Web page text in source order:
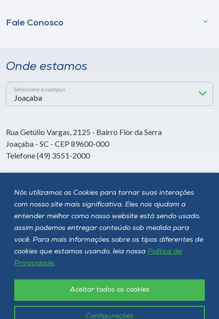
Nós utilizamos os Cookies para tornar suas interações
com nosso site mais significativa. Eles nos ajudam a
entender melhor como nosso website está sendo usado,
assim podemos entregar conteúdo sob medida para
você. Para mais informações sobre os tipos diferentes de
cookies que estamos usando, leia nossa Política de
Privacidade.
Configurações
Aceitar todos os cookies
Fale Conosco
Onde estamos
Selecione o campus
Rua Getúlio Vargas, 2125 - Bairro Flor da Serra
Joaçaba - SC - CEP 89600-000
Telefone (49) 3551-2000
Siga a Unoesc
Unoesc © 2026 - Todos os direitos reservados
Política de privacidade LGPD